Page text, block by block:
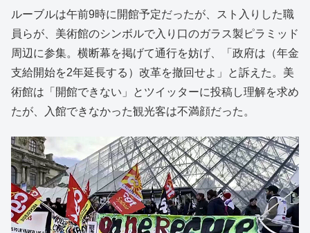
ルーブルは午前9時に開館予定だったが、スト入りした職
員らが、美術館のシンボルで入り口のガラス製ピラミッド
周辺に参集。横断幕を掲げて通行を妨げ、「政府は（年金
支給開始を2年延長する）改革を撤回せよ」と訴えた。美
術館は「開館できない」とツイッターに投稿し理解を求め
たが、入館できなかった観光客は不満顔だった。